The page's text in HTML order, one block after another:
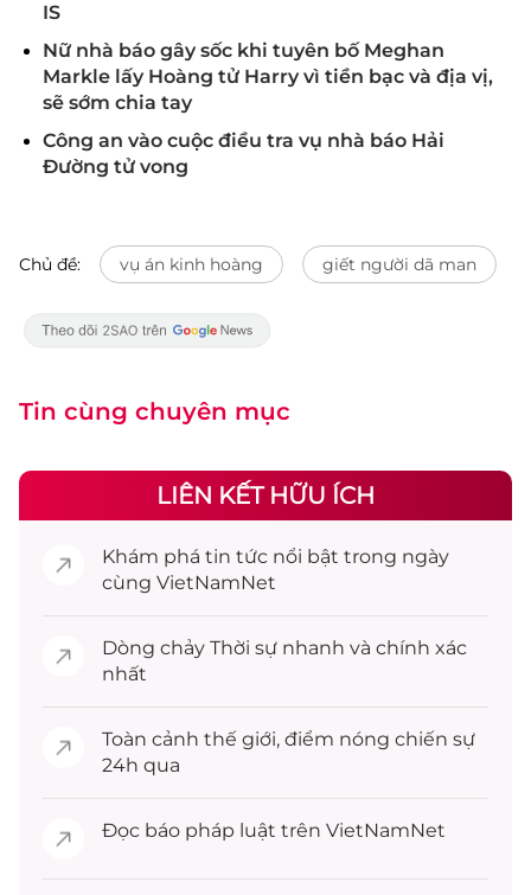
IS
Nữ nhà báo gây sốc khi tuyên bố Meghan
Markle lấy Hoàng tử Harry vì tiền bạc và địa vị,
sẽ sớm chia tay
Công an vào cuộc điều tra vụ nhà báo Hải
Đường tử vong
Chủ đề: vụ án kinh hoàng giết người dã man
Tin cùng chuyên mục
LIÊN KẾT HỮU ÍCH
Khám phá tin tức nổi bật trong ngày
cùng VietNamNet
Dòng chảy Thời sự nhanh và chính xác
nhất
Toàn cảnh thế giới, điểm nóng chiến sự
24h qua
Đọc báo pháp luật trên VietNamNet